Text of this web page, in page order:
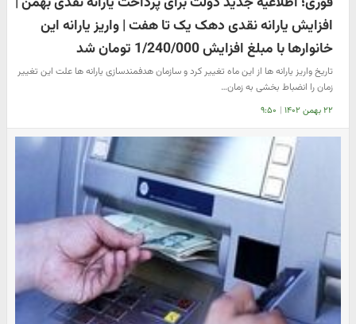
افزایش یارانه نقدی دهک یک تا هفت | واریز یارانه این
خانوارها با مبلغ افزایش 1/240/000 تومان شد
تاریخ واریز یارانه ها از این ماه تغییر کرد و سازمان هدفمندسازی یارانه ها علت این تغییر
زمان را انضباط بخشی به زمان…
۲۲ بهمن ۱۴۰۲ | ۹:۵۰